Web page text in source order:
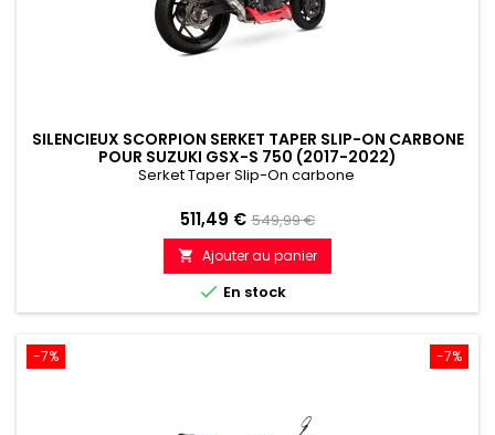
SILENCIEUX SCORPION SERKET TAPER SLIP-ON CARBONE
POUR SUZUKI GSX-S 750 (2017-2022)
Serket Taper Slip-On carbone
Prix
511,49 € Prix
de
référence
549,99 €
 Ajouter au panier
 En stock
-7%
-7%